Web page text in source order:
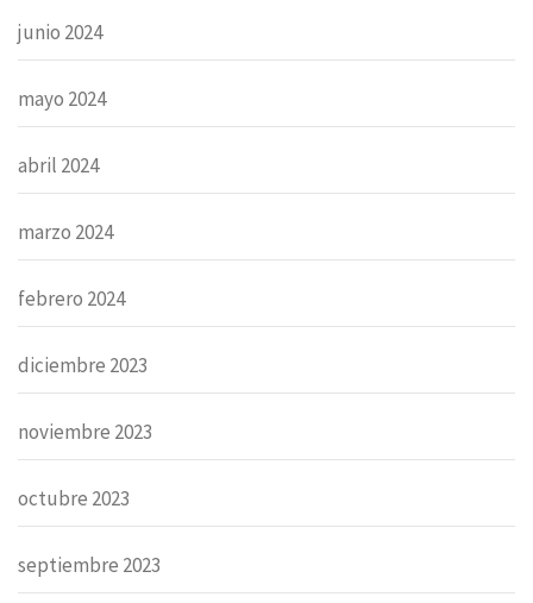
junio 2024
mayo 2024
abril 2024
marzo 2024
febrero 2024
diciembre 2023
noviembre 2023
octubre 2023
septiembre 2023